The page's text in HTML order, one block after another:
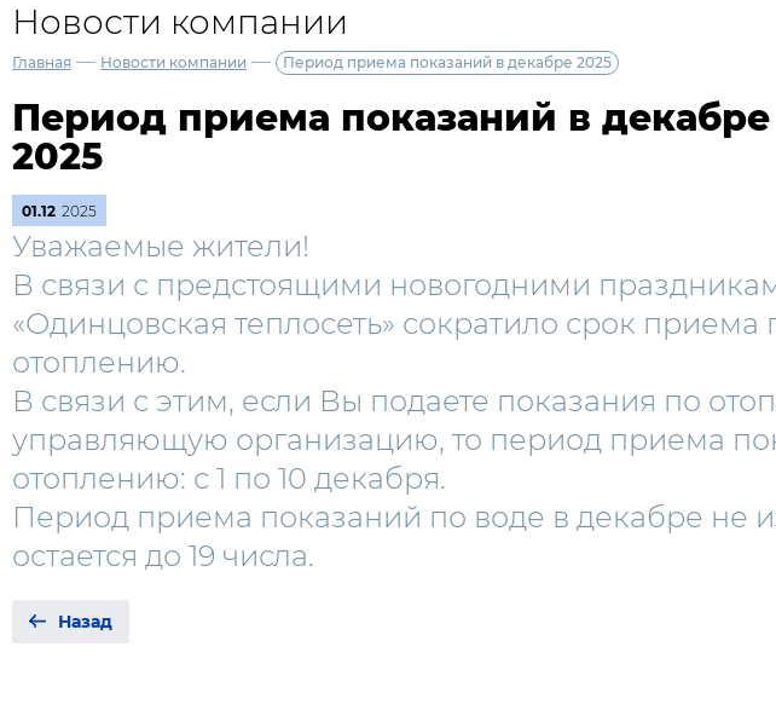
Новости компании
Главная — Новости компании — Период приема показаний в декабре 2025
Период приема показаний в декабре
2025
01.12 2025
Уважаемые жители!
В связи с предстоящими новогодними
«Одинцовская теплосеть» сократило срок приема
отоплению.
В связи с этим, если Вы подаете показания по
управляющую организацию, то период приема
отоплению: с 1 по 10 декабря.
Период приема показаний по воде в декабре не
остается до 19 числа.
Назад